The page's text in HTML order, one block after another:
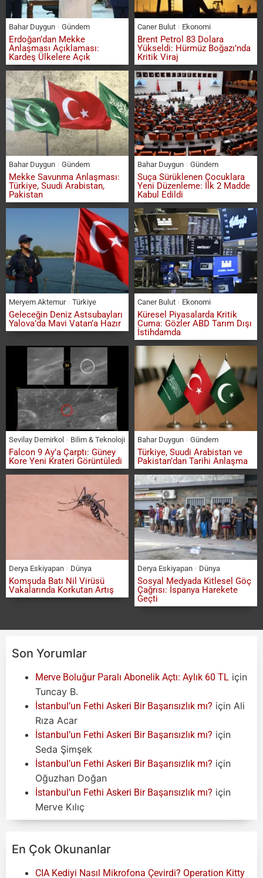
Bahar Duygun Gündem
Erdoğan’dan Mekke
Anlaşması Açıklaması:
Kardeş Ülkelere Açık
Caner Bulut Ekonomi
Brent Petrol 83 Dolara
Yükseldi: Hürmüz Boğazı’nda
Kritik Viraj
Bahar Duygun Gündem
Mekke Savunma Anlaşması:
Türkiye, Suudi Arabistan,
Pakistan
Bahar Duygun Gündem
Suça Sürüklenen Çocuklara
Yeni Düzenleme: İlk 2 Madde
Kabul Edildi
Meryem Aktemur Türkiye
Geleceğin Deniz Astsubayları
Yalova’da Mavi Vatan’a Hazır
Caner Bulut Ekonomi
Küresel Piyasalarda Kritik
Cuma: Gözler ABD Tarım Dışı
İstihdamda
Sevilay Demirkol Bilim & Teknoloji
Falcon 9 Ay’a Çarptı: Güney
Kore Yeni Krateri Görüntüledi
Bahar Duygun Gündem
Türkiye, Suudi Arabistan ve
Pakistan’dan Tarihi Anlaşma
Derya Eskiyapan Dünya
Komşuda Batı Nil Virüsü
Vakalarında Korkutan Artış
Derya Eskiyapan Dünya
Sosyal Medyada Kitlesel Göç
Çağrısı: İspanya Harekete
Geçti
Son Yorumlar
Merve Boluğur Paralı Abonelik Açtı: Aylık 60 TL için
Tuncay B.
İstanbul’un Fethi Askeri Bir Başarısızlık mı? için Ali
Rıza Acar
İstanbul’un Fethi Askeri Bir Başarısızlık mı? için
Seda Şimşek
İstanbul’un Fethi Askeri Bir Başarısızlık mı? için
Oğuzhan Doğan
İstanbul’un Fethi Askeri Bir Başarısızlık mı? için
Merve Kılıç
En Çok Okunanlar
CIA Kediyi Nasıl Mikrofona Çevirdi? Operation Kitty